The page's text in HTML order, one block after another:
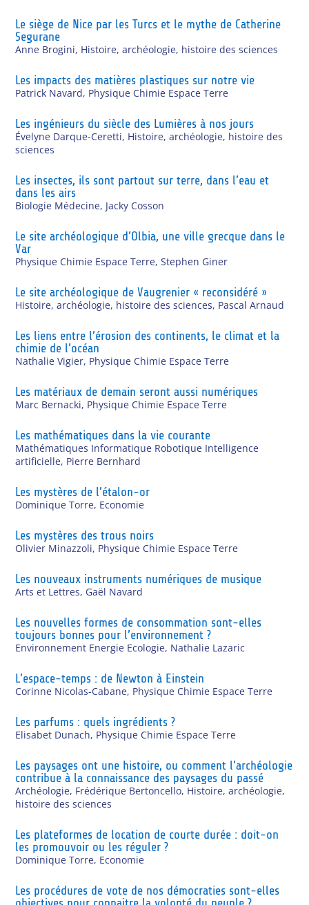
Le siège de Nice par les Turcs et le mythe de Catherine
Segurane
Anne Brogini, Histoire, archéologie, histoire des sciences
Les impacts des matières plastiques sur notre vie
Patrick Navard, Physique Chimie Espace Terre
Les ingénieurs du siècle des Lumières à nos jours
Évelyne Darque-Ceretti, Histoire, archéologie, histoire des
sciences
Les insectes, ils sont partout sur terre, dans l’eau et
dans les airs
Biologie Médecine, Jacky Cosson
Le site archéologique d’Olbia, une ville grecque dans le
Var
Physique Chimie Espace Terre,Stephen Giner
Le site archéologique de Vaugrenier « reconsidéré »
Histoire, archéologie, histoire des sciences, Pascal Arnaud
Les liens entre l’érosion des continents, le climat et la
chimie de l’océan
Nathalie Vigier, Physique Chimie Espace Terre
Les matériaux de demain seront aussi numériques
Marc Bernacki, Physique Chimie Espace Terre
Les mathématiques dans la vie courante
Mathématiques Informatique Robotique Intelligence
artificielle, Pierre Bernhard
Les mystères de l’étalon-or
Dominique Torre, Economie
Les mystères des trous noirs
Olivier Minazzoli, Physique Chimie Espace Terre
Les nouveaux instruments numériques de musique
Arts et Lettres, Gaël Navard
Les nouvelles formes de consommation sont-elles
toujours bonnes pour l’environnement ?
Environnement Energie Ecologie, Nathalie Lazaric
L’espace-temps : de Newton à Einstein
Corinne Nicolas-Cabane, Physique Chimie Espace Terre
Les parfums : quels ingrédients ?
Elisabet Dunach, Physique Chimie Espace Terre
Les paysages ont une histoire, ou comment l’archéologie
contribue à la connaissance des paysages du passé
Archéologie, Frédérique Bertoncello, Histoire, archéologie,
histoire des sciences
Les plateformes de location de courte durée : doit-on
les promouvoir ou les réguler ?
Dominique Torre, Economie
Les procédures de vote de nos démocraties sont-elles